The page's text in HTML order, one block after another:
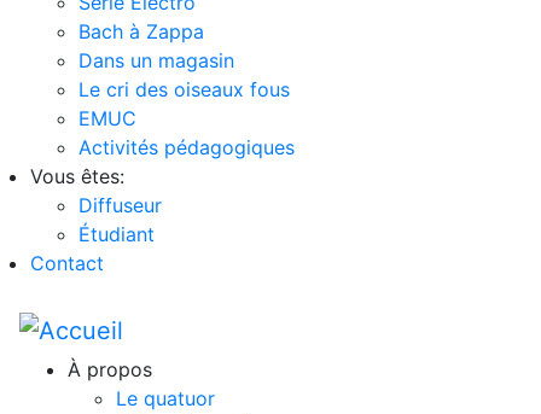
Bach à Zappa
Dans un magasin
Le cri des oiseaux fous
EMUC
Activités pédagogiques
Vous êtes:
Diffuseur
Étudiant
Contact
À propos
Le quatuor